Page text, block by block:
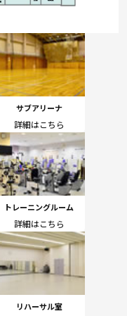
サブアリーナ
詳細はこちら
トレーニングルーム
詳細はこちら
リハーサル室